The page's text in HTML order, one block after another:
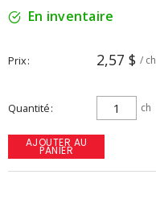
En inventaire
Prix 2,57 $ / ch
Quantité ch
AJOUTER AU
PANIER